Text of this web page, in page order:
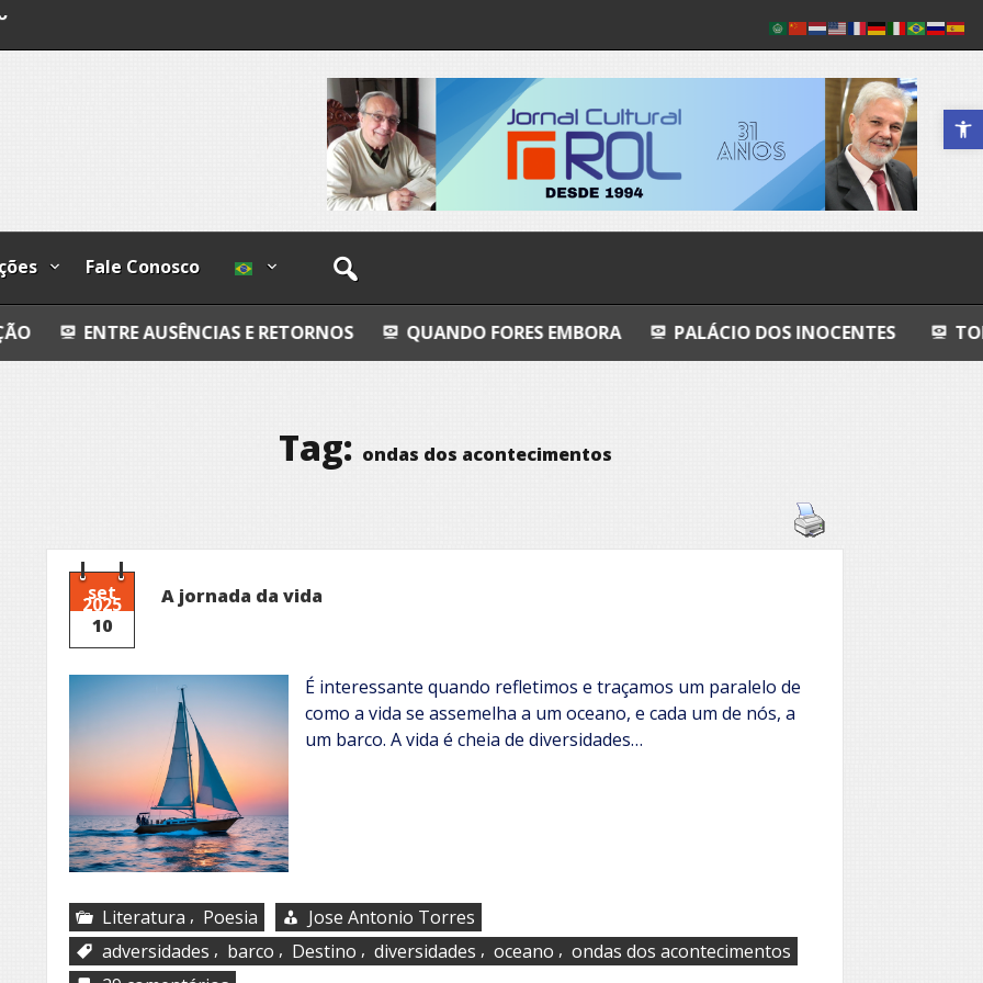
Abrir a
Fale Conosco
E RETORNOS QUANDO FORES EMBORA PALÁCIO DOS INOCENTES TODO AZUL
Tag: ondas dos acontecimentos
set
2025
10
A jornada da vida
É interessante quando refletimos e traçamos um paralelo de
como a vida se assemelha a um oceano, e cada um de nós, a
um barco. A vida é cheia de diversidades…
Literatura , Poesia
Jose Antonio Torres
adversidades , barco , Destino , diversidades , oceano , ondas dos acontecimentos